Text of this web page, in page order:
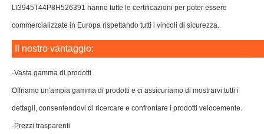
LI3945T44P8H526391 hanno tutte le certificazioni per poter essere
commercializzate in Europa rispettando tutti i vincoli di sicurezza.
Il nostro vantaggio:
-Vasta gamma di prodotti
Offriamo un'ampia gamma di prodotti e ci assicuriamo di mostrarvi tutti i
dettagli, consentendovi di ricercare e confrontare i prodotti velocemente.
-Prezzi trasparenti